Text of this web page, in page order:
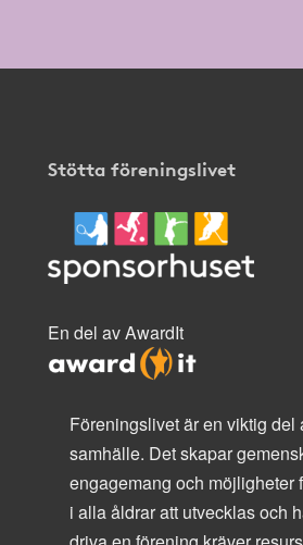
Stötta föreningslivet
En del av AwardIt
Föreningslivet är en viktig del
samhälle. Det skapar
engagemang och möjligheter
i alla åldrar att utvecklas och